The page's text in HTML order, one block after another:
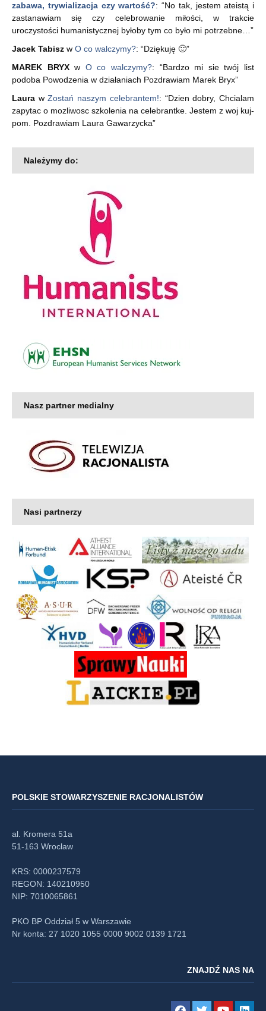
zabawa, trywializacja czy wartość?: “No tak, jestem ateistą i
zastanawiam się czy celebrowanie miłości, w trakcie
uroczystości humanistycznej byłoby tym co było mi potrzebne…”
Jacek Tabisz w O co walczymy?: “Dziękuję 🙂”
MAREK BRYXw O co walczymy?: “Bardzo mi sie twój list
podoba Powodzenia w działaniach Pozdrawiam Marek Bryx”
Laura wZostań naszym celebrantem!: “Dzien dobry, Chcialam
zapytac o mozliwosc szkolenia na celebrantke. Jestem z woj kuj-
pom. Pozdrawiam Laura Gawarzycka”
Należymy do:
Nasz partner medialny
Nasi partnerzy
POLSKIE STOWARZYSZENIE RACJONALISTÓW
al. Kromera 51a
51-163 Wrocław
KRS: 0000237579
REGON: 140210950
NIP: 7010065861
PKO BP Oddział 5 w Warszawie
Nr konta: 27 1020 1055 0000 9002 0139 1721
ZNAJDŹ NAS NA